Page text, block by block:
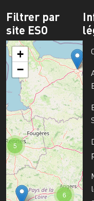
Filtrer par
site ESO
6
5
+
−